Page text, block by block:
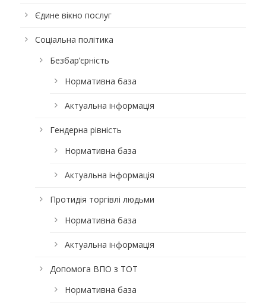
Єдине вікно послуг
Соціальна політика
Безбар’єрність
Нормативна база
Актуальна інформація
Гендерна рівність
Нормативна база
Актуальна інформація
Протидія торгівлі людьми
Нормативна база
Актуальна інформація
Допомога ВПО з ТОТ
Нормативна база